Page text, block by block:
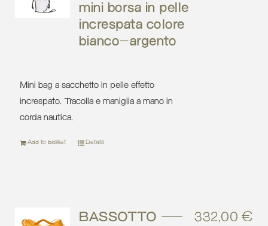
mini borsa in pelle
increspata colore
bianco-argento
Mini bag a sacchetto in pelle effetto
increspato. Tracolla e maniglia a mano in
corda nautica.
Add to basket Details
BASSOTTO –
332,00€